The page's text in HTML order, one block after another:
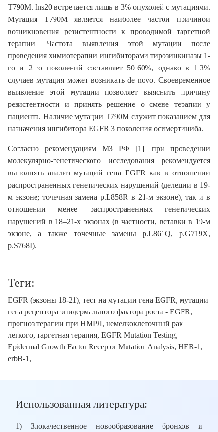
T790M. Ins20 встречается лишь в 3% опухолей с мутациями.
Мутация Т790М является наиболее частой причиной
возникновения резистентности к проводимой таргетной
терапии. Частота выявления этой мутации после
проведения химиотерапии ингибиторами тирозинкиназы 1-
го и 2-го поколений составляет 50-60%, однако в 1-3%
случаев мутация может возникать de novo. Своевременное
выявление этой мутации позволяет выяснить причину
резистентности и принять решение о смене терапии у
пациента. Наличие мутации T790M служит показанием для
назначения ингибитора EGFR 3 поколения осимертиниба.
Согласно рекомендациям МЗ РФ [1], при проведении
молекулярно-генетического исследования рекомендуется
выполнять анализ мутаций гена EGFR как в отношении
распространенных генетических нарушений (делеции в 19-
м экзоне; точечная замена p.L858R в 21-м экзоне), так и в
отношении менее распространенных генетических
нарушений в 18–21-х экзонах (в частности, вставки в 19-м
экзоне, а также точечные замены p.L861Q, p.G719X,
p.S768I).
Теги:
EGFR (экзоны 18-21), тест на мутации гена EGFR, мутации
гена рецептора эпидермального фактора роста - EGFR,
прогноз терапии при НМРЛ, немелкоклеточный рак
легкого, таргетная терапия, EGFR Mutation Testing,
Epidermal Growth Factor Receptor Mutation Analysis, HER-1,
erbB-1,
Использованная литература:
1) Злокачественное новообразование бронхов и